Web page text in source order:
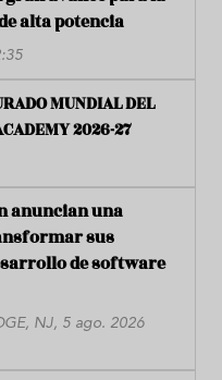
alta potencia
MUNDIAL DEL
2026-27
anuncian una
sus
de software
NJ, 5 ago. 2026